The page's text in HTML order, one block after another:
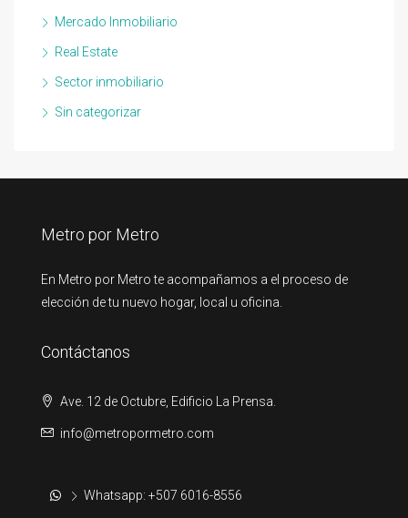
Mercado Inmobiliario
Real Estate
Sector inmobiliario
Sin categorizar
Metro por Metro
En Metro por Metro te acompañamos a el proceso de
elección de tu nuevo hogar, local u oficina.
Contáctanos
Ave. 12 de Octubre, Edificio La Prensa.
info@metropormetro.com
Whatsapp: +507 6016-8556